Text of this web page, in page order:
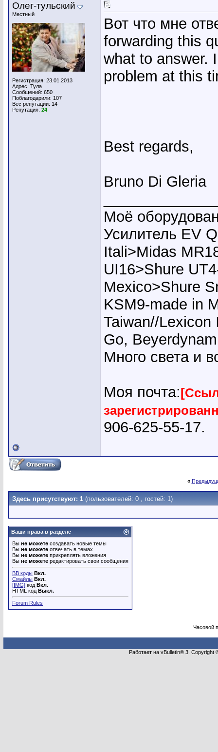
Олег-тульский
Местный
Регистрация: 23.01.2013
Адрес: Тула
Сообщений: 650
Поблагодарили: 107
Вес репутации: 14
Репутация: 24
Вот что мне
forwarding this
what to answer.
problem at this
Best regards,
Bruno Di Gleria
Моё
Усилитель EV
Itali>Midas
UI16>Shure
Mexico>Shure
KSM9-made in
Taiwan//Lexicon
Go,
Много света и
Моя почта:
906-625-55-17.
«
Здесь присутствуют: 1 (пользователей: 0 , гостей: 1)
Ваши права в разделе
Вы не можете создавать новые темы
Вы не можете отвечать в темах
Вы не можете прикреплять вложения
Вы не можете редактировать свои сообщения
BB коды Вкл.
Смайлы Вкл.
[IMG] код Вкл.
HTML код Выкл.
Forum Rules
Часовой
Работает на vBulletin® 3.